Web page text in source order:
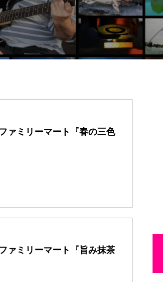
ァミリーマート『春の三色
ァミリーマート『旨み抹茶